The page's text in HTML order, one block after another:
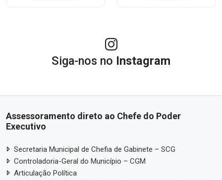
Siga-nos no Instagram
Assessoramento direto ao Chefe do Poder
Executivo
Secretaria Municipal de Chefia de Gabinete – SCG
Controladoria-Geral do Município – CGM
Articulação Política